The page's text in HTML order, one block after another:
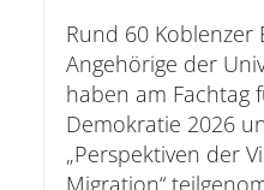
Rund 60
Angehörige der
haben am Fachtag
Demokratie 2026
„Perspektiven der
Migration“